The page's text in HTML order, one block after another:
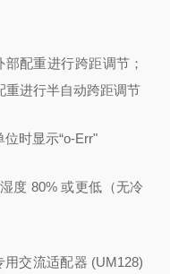
配重进行跨距调节；
重进行半自动跨距调节
时显示“o-Err"
度 80% 或更低（无冷
交流适配器 (UM128)